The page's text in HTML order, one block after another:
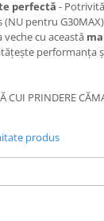
perfectă -
pentru G30MAX)
cu această
performanța
CUI PRINDERE
produs